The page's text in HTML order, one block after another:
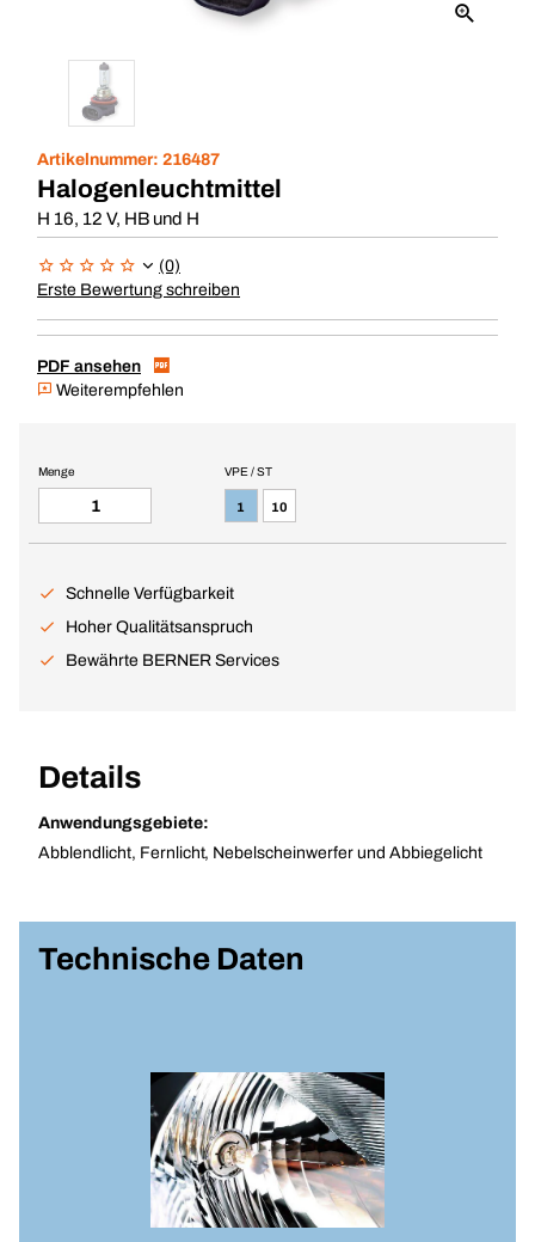
Artikelnummer: 216487
Halogenleuchtmittel
H 16, 12 V, HB und H
(0)
Erste Bewertung schreiben
PDF ansehen
Weiterempfehlen
VPE / ST
1 10
Menge
Schnelle Verfügbarkeit
Hoher Qualitätsanspruch
Bewährte BERNER Services
Details
Anwendungsgebiete:
Abblendlicht, Fernlicht, Nebelscheinwerfer und Abbiegelicht
Technische Daten